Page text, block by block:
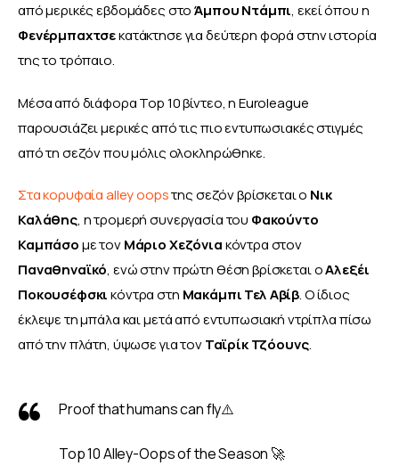
από μερικές εβδομάδες στο Άμπου Ντάμπι, εκεί όπου η
Φενέρμπαχτσε κατάκτησε για δεύτερη φορά στην ιστορία
της το τρόπαιο.
Μέσα από διάφορα Top 10 βίντεο, η Euroleague
παρουσιάζει μερικές από τις πιο εντυπωσιακές στιγμές
από τη σεζόν που μόλις ολοκληρώθηκε.
Στα κορυφαία alley oops της σεζόν βρίσκεται ο Νικ
Καλάθης, η τρομερή συνεργασία του Φακούντο
Καμπάσο με τον Μάριο Χεζόνια κόντρα στον
Παναθηναϊκό, ενώ στην πρώτη θέση βρίσκεται ο Αλεξέι
Ποκουσέφσκι κόντρα στη Μακάμπι Τελ Αβίβ. Ο ίδιος
έκλεψε τη μπάλα και μετά από εντυπωσιακή ντρίπλα πίσω
από την πλάτη, ύψωσε για τον Ταϊρίκ Τζόουνς.
Proof that humans can fly⚠️
Top 10 Alley-Oops of the Season 🚀